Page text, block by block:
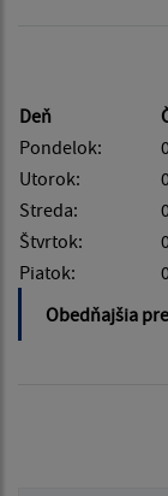
Deň
Pondelok:
Utorok:
Streda:
Štvrtok:
Piatok:
Obedňajšia